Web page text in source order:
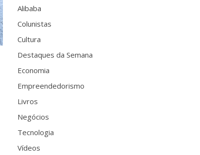
Alibaba
Colunistas
Cultura
Destaques da Semana
Economia
Empreendedorismo
Livros
Negócios
Tecnologia
Vídeos